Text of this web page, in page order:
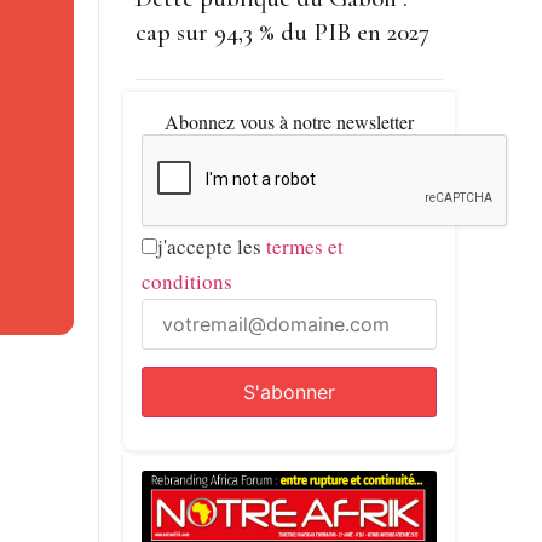
un
duo
cap sur 94,3 % du PIB en 2027
Abonnez vous à notre newsletter
j'accepte les termes et
conditions